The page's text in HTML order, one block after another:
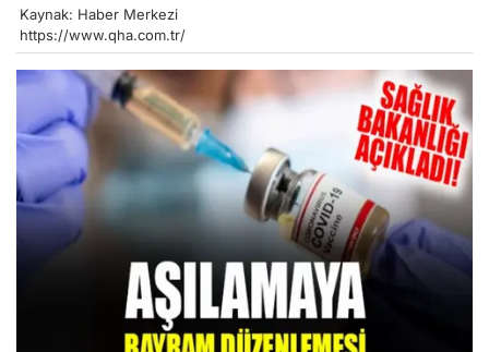
Kaynak: Haber Merkezi
https://www.qha.com.tr/